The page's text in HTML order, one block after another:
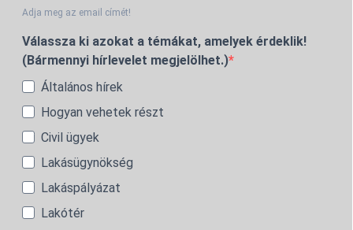
Adja meg az email címét!
Válassza ki azokat a témákat, amelyek érdeklik!
(Bármennyi hírlevelet megjelölhet.)
Általános hírek
Hogyan vehetek részt
Civil ügyek
Lakásügynökség
Lakáspályázat
Lakótér